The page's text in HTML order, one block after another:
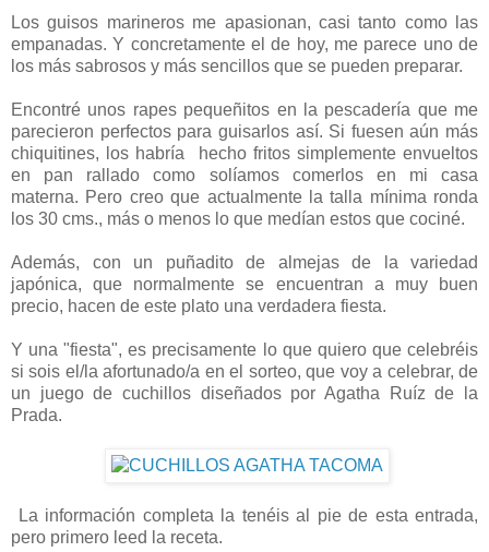
Los guisos marineros me apasionan, casi tanto como las
empanadas. Y concretamente el de hoy, me parece uno de
los más sabrosos y más sencillos que se pueden preparar.
Encontré unos rapes pequeñitos en la pescadería que me
parecieron perfectos para guisarlos así. Si fuesen aún más
chiquitines, los habría hecho fritos simplemente envueltos
en pan rallado como solíamos comerlos en mi casa
materna. Pero creo que actualmente la talla mínima ronda
los 30 cms., más o menos lo que medían estos que cociné.
Además, con un puñadito de almejas de la variedad
japónica, que normalmente se encuentran a muy buen
precio, hacen de este plato una verdadera fiesta.
Y una "fiesta", es precisamente lo que quiero que celebréis
si sois el/la afortunado/a en el sorteo, que voy a celebrar, de
un juego de cuchillos diseñados por Agatha Ruíz de la
Prada.
La información completa la tenéis al pie de esta entrada,
pero primero leed la receta.